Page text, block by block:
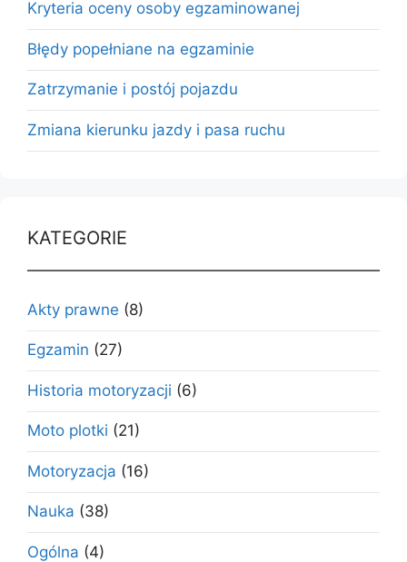
Kryteria oceny osoby egzaminowanej
Błędy popełniane na egzaminie
Zatrzymanie i postój pojazdu
Zmiana kierunku jazdy i pasa ruchu
KATEGORIE
Akty prawne (8)
Egzamin (27)
Historia motoryzacji (6)
Moto plotki (21)
Motoryzacja (16)
Nauka (38)
Ogólna (4)